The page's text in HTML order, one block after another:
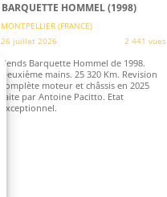
BARQUETTE HOMMEL (1998)
MONTPELLIER (FRANCE)
26 juillet 2026
2 441 vues
Vends Barquette Hommel de 1998.
Deuxième mains. 25 320 Km. Revision
complète moteur et châssis en 2025
faite par Antoine Pacitto. Etat
exceptionnel.